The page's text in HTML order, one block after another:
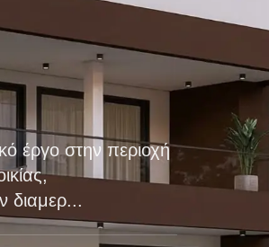
έργο στην περιοχή
διαμερ...